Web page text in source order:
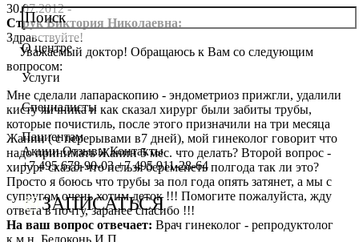
О центре
О клинике
Новости
Благотворительность
Сотрудничество с врачами
График работы
Фотогалерея
Услуги
Консультации специалистов
Стоимость ЭКО
Программы врт и эко
Донорство
Акушерство и гинекология
Специалисты
Главный врач
Заместитель главного врача
Репродуктолог
Гинеколог
Пациентам
Онлайн-консультации специалистов
Онлайн-оплата
Вопрос специалисту (Вопрос-ответ)
АкцииОтзывыКонтакты
+7 495 678-90-03 +7 495 911-28-64
ЗАПИСАТЬСЯ
30.07.2012 -
Струк Виктория Николаевна:
Здравствуйте!
Уважаемый доктор! Обращаюсь к Вам со следующим
вопросом:
Мне сделали лапараскопию - эндометриоз прижгли, удалили
кисту яичника и как сказал хирург были забиты трубы,
которые почистиль, после этого призначили на три месяца
Жанин ( с перерывами в7 дней), мой гинеколог говорит что
надо принимать Жанин 5 мес. что делать? Второй вопрос -
хирург сказал что нельзя беременеть полгода так ли это?
Просто я боюсь что трубы за пол года опять затянет, а мы с
супругом очень хотим деток !!! Помогите пожалуйста, жду
ответа в почту, заранее спасибо !!!
На ваш вопрос отвечает: Врач гинеколог - репродуктолог
к.м.н. Белоконь И.П.